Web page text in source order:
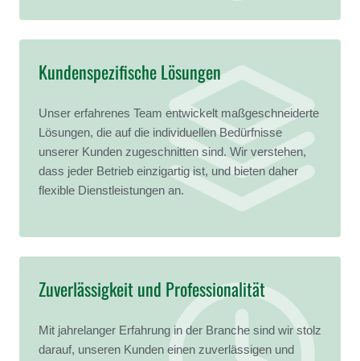
Kundenspezifische Lösungen
Unser erfahrenes Team entwickelt maßgeschneiderte
Lösungen, die auf die individuellen Bedürfnisse
unserer Kunden zugeschnitten sind. Wir verstehen,
dass jeder Betrieb einzigartig ist, und bieten daher
flexible Dienstleistungen an.
Zuverlässigkeit und Professionalität
Mit jahrelanger Erfahrung in der Branche sind wir stolz
darauf, unseren Kunden einen zuverlässigen und